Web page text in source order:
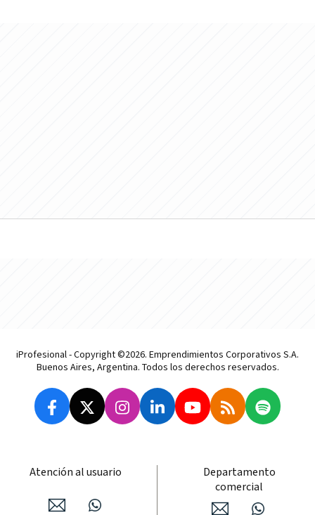
iProfesional - Copyright ©2026. Emprendimientos Corporativos S.A.
Buenos Aires, Argentina. Todos los derechos reservados.
Atención al usuario
Departamento
comercial